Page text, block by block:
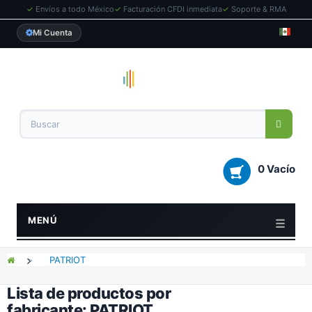
✓ Envíos a todo México✓ Facturación CFDI inmediata✓ Soporte & RMA
Mi Cuenta
0 Vacío
MENÚ
> PATRIOT
Lista de productos por